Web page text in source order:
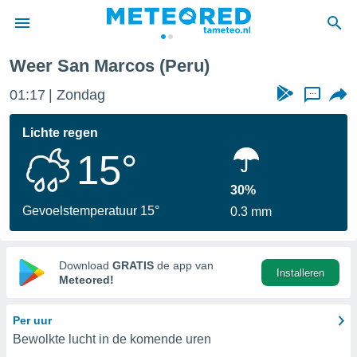
door
verstrekte
hoge
hebt de
voor
op basis
Weer San Marcos (Peru)
01:17 Zondag ...
Lichte regen
15°
Gevoelstemperatuur 15°
30%
0.3 mm
Download GRATIS de app van
Meteored!
Installeren
Per uur
Bewolkte lucht in de komende uren